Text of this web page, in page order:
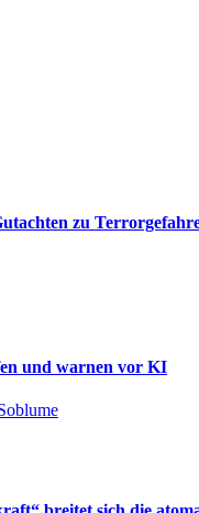
zu
und warnen vor KI